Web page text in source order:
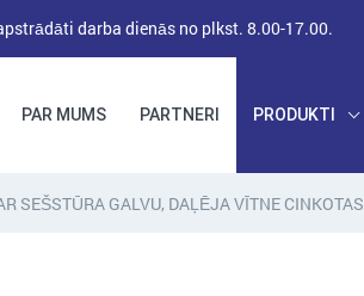
darba dienās no plkst. 8.00-17.00.
PAR MUMS PARTNERI PRODUKTI
SEŠSTŪRA GALVU, DAĻĒJA VĪTNE CINKOTAS